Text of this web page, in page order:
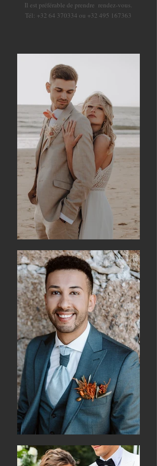
Il est préférable de prendre rendez-vous.
Tél: +32 64 370334 ou +32 495 167363